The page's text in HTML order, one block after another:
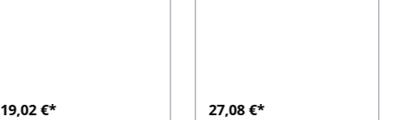
19,02 €* 27,08 €*